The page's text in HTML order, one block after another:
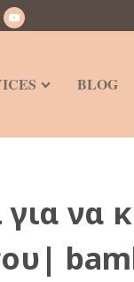
BLOG
για να